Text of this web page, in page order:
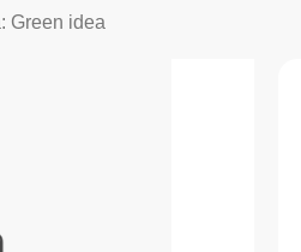
Green idea